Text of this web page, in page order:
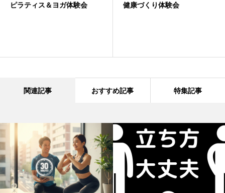
ピラティス＆ヨガ体験会 健康づくり体験会
関連記事 おすすめ記事 特集記事